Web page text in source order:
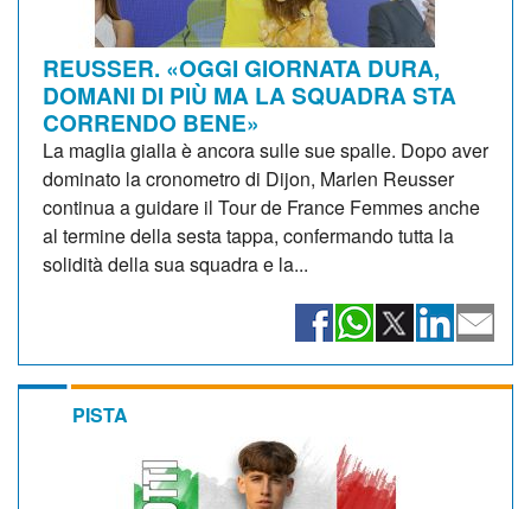
REUSSER. «OGGI GIORNATA DURA,
DOMANI DI PIÙ MA LA SQUADRA STA
CORRENDO BENE»
La maglia gialla è ancora sulle sue spalle. Dopo aver
dominato la cronometro di Dijon, Marlen Reusser
continua a guidare il Tour de France Femmes anche
al termine della sesta tappa, confermando tutta la
solidità della sua squadra e la...
PISTA